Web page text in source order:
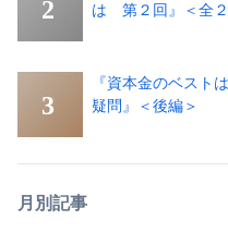
は 第２回』＜全
『資本金のベスト
疑問』＜後編＞
月別記事